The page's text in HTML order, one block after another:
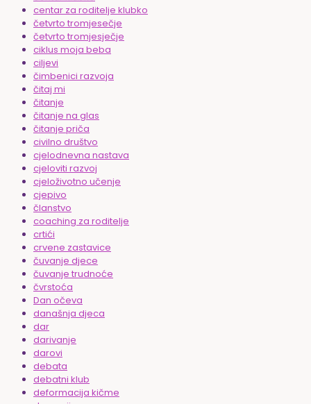
centar za roditelje klubko
četvrto tromjesečje
četvrto tromjesječje
ciklus moja beba
ciljevi
čimbenici razvoja
čitaj mi
čitanje
čitanje na glas
čitanje priča
civilno društvo
cjelodnevna nastava
cjeloviti razvoj
cjeloživotno učenje
cjepivo
članstvo
coaching za roditelje
crtići
crvene zastavice
čuvanje djece
čuvanje trudnoće
čvrstoća
Dan očeva
današnja djeca
dar
darivanje
darovi
debata
debatni klub
deformacija kičme